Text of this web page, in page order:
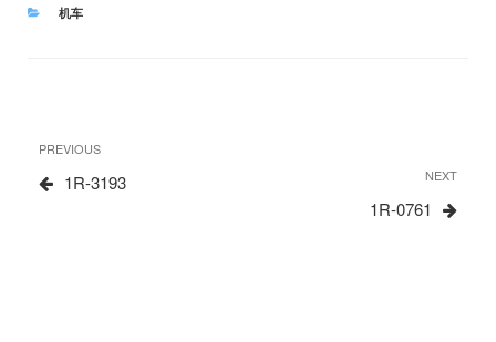
CATEGORIES
机车
文
章
Previous
Post
PREVIOUS
1R-3193
Next
Post
NEXT
1R-0761